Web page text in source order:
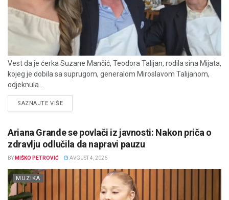
Vest da je ćerka Suzane Mančić, Teodora Talijan, rodila sina Mijata,
kojeg je dobila sa suprugom, generalom Miroslavom Talijanom,
odjeknula...
SAZNAJTE VIŠEDETAILS
Ariana Grande se povlači iz javnosti: Nakon priča o
zdravlju odlučila da napravi pauzu
BY MIŠKO PETROVIĆ AVGUST 4, 2026
MUZIKA